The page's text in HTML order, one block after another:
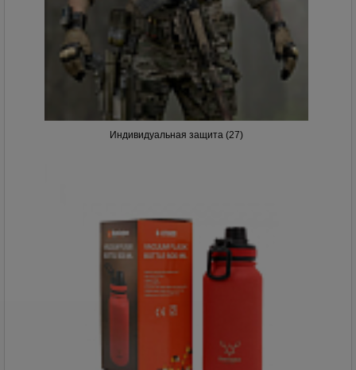
Индивидуальная защита (27)